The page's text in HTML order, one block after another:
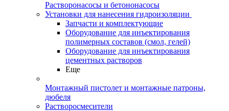
Растворонасосы и бетононасосы
Установки для нанесения гидроизоляции
Запчасти и комплектующие
Оборудование для инъектирования
полимерных составов (смол, гелей)
Оборудование для инъектирования
цементных растворов
Еще
Монтажный пистолет и монтажные патроны,
дюбеля
Растворосмесители